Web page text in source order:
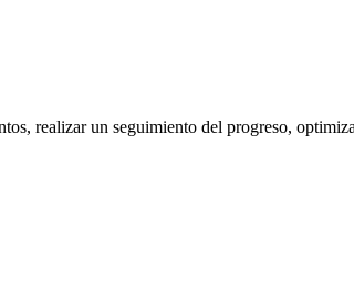
realizar un seguimiento del progreso,